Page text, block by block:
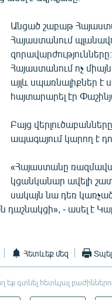
Անցած շաբաթ
Հայաստանում
Հայաստանում ոչ
այլև սպառնալիքներ
հայտարարել էր
Բայց
ապագայում կարող է
«Հայաստանը
կցանկանար ավելի
սակայն նա դեռ
- ասել է
Հետևեք մեզ Տպել
եք գտնել հետևյալ